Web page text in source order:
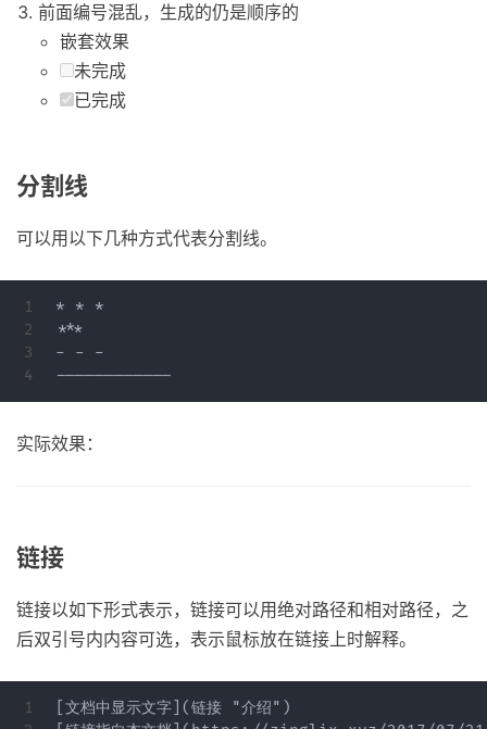
前面编号混乱，生成的仍是顺序的
嵌套效果
未完成
已完成
分割线
可以用以下几种方式代表分割线。
1
2
3
* * *
***
- - -
实际效果：
链接
链接以如下形式表示，链接可以用绝对路径和相对路径，之
后双引号内内容可选，表示鼠标放在链接上时解释。
1
[文档中显示文字](链接 "介绍")